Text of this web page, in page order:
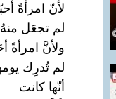
لأنّ امرأةً
لم تجعَل منهُ
ولأنَّ امرأةً
لم تُدرِك
أنّها كانت